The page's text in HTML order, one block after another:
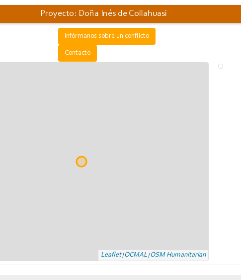
Proyecto: Doña Inés de Collahuasi
Infórmanos sobre un conflicto
Contacto
Leaflet|OCMAL |OSM Humanitarian